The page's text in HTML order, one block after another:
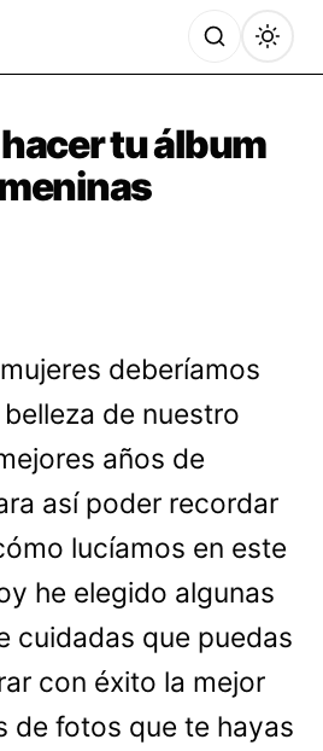
tu álbum
deberíamos
de nuestro
años de
así poder recordar
lucíamos en este
he elegido algunas
cuidadas que puedas
con éxito la mejor
de fotos que te hayas